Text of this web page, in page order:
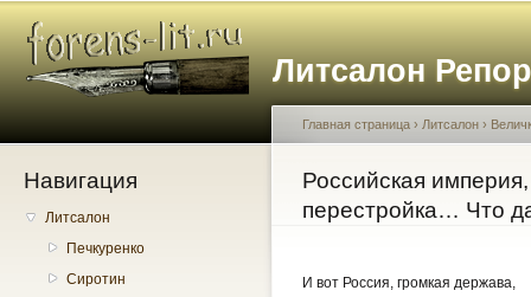
Литсалон
Навигация
Литсалон
Печкуренко
Сиротин
Вы здесь
Главная страница › Литсалон ›
Российская
перестройка… Что
И вот Россия, громкая держава,